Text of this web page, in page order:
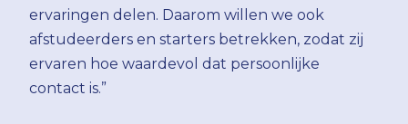
ervaringen delen. Daarom willen we ook
afstudeerders en starters betrekken, zodat zij
ervaren hoe waardevol dat persoonlijke
contact is.”